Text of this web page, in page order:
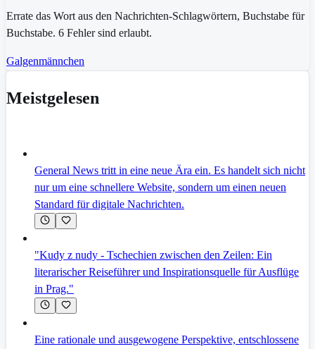
Errate das Wort aus den Nachrichten-Schlagwörtern, Buchstabe für
Buchstabe. 6 Fehler sind erlaubt.
Galgenmännchen
Meistgelesen
General News tritt in eine neue Ära ein. Es handelt sich nicht
nur um eine schnellere Website, sondern um einen neuen
Standard für digitale Nachrichten.
"Kudy z nudy - Tschechien zwischen den Zeilen: Ein
literarischer Reiseführer und Inspirationsquelle für Ausflüge
in Prag."
Eine rationale und ausgewogene Perspektive, entschlossene